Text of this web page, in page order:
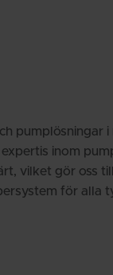
pumplösningar
inom
vilket gör oss
för alla